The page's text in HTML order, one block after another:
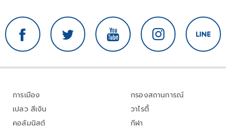
การเมือง
เปลว สีเงิน
คอลัมนิสต์
กรองสถานการณ์
วาไรตี้
กีฬา